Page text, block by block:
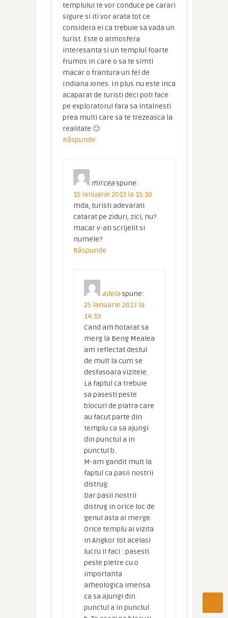
templului te vor conduce pe carari
sigure si iti vor arata tot ce
considera ei ca trebuie sa vada un
turist. Este o atmosfera
interesanta si un templul foarte
frumos in care o sa te simti
macar o frantura un fel de
Indiana Jones. In plus nu este inca
acaparat de turisti deci poti face
pe exploratorul fara sa intalnesti
prea multi care sa te trezeasca la
realitate 🙂
Răspunde
mircea spune:
15 ianuarie 2013 la 15:10
mda, turisti adevarati.
catarat pe ziduri, zici, nu?
macar v-ati scrijelit si
numele?
Răspunde
adela spune:
25 ianuarie 2013 la
14:19
Cand am hotarat sa
merg la Beng Mealea
am reflectat destul
de mult la cum se
desfasoara vizitele.
La faptul ca trebuie
sa pasesti peste
blocuri de piatra care
au facut parte din
templu ca sa ajungi
din punctul a in
punctul b.
M-am gandit mult la
faptul ca pasii nostrii
distrug.
Dar pasii nostrii
distrug in orice loc de
genul asta ai merge.
Orice templu ai vizita
in Angkor tot acelasi
lucru il faci : pasesti
peste pietre cu o
importanta
arheologica imensa
ca sa ajungi din
punctul a in punctul